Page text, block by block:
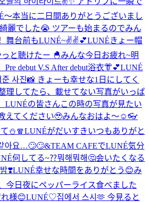
〜本当に二日間ありがとうございまし
麗でした😭 ツアーも始まるのでみん
舞台前もLUNÉ~✌️✌️💕LUNÉきょー帽
っと聴けたー 🐣みんな今日お疲れ~明
Pre debut V.S After debut浴衣👘︎💕︎LUNÉ
준 사진📸 きょーも幸せな1日にしてく
理してたら、載せてない写真がいっぱ
LUNÉの皆さんこの時の写真が見たい
えてください🥹みんなおはよ〜☺️👓
⛄️🧣LUNÉがだいすき いつもありがと
아요…🙄🙄&TEAM CAFEでLUNÉ気分
何してる~⁇뭐해뭐해🤔会いたくなる
❣️LUNÉ幸せな時間をありがとう😊み
今日夜にペッパーライス食べました
様😊LUNÉ♡집에서 스시🫶 今見ると